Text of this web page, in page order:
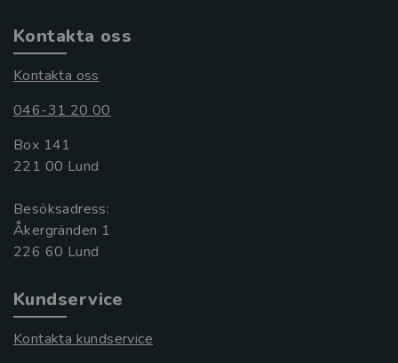
Kontakta oss
Kontakta oss
046-31 20 00
Box 141
221 00 Lund
Besöksadress:
Åkergränden 1
Kundservice
Kontakta kundservice